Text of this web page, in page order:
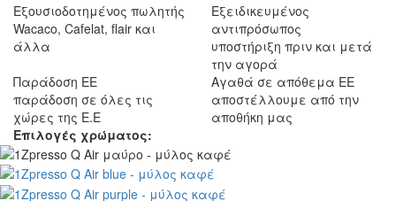
Εξουσιοδοτημένος πωλητής
Wacaco, Cafelat, flair και
άλλα
Εξειδικευμένος
αντιπρόσωπος
υποστήριξη πριν και μετά
την αγορά
Παράδοση ΕΕ
παράδοση σε όλες τις
χώρες της Ε.Ε
Αγαθά σε απόθεμα ΕΕ
αποστέλλουμε από την
αποθήκη μας
Επιλογές χρώματος: